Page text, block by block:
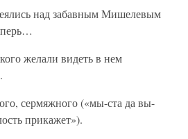
над забавным Мишелевым
желали видеть в нем
сермяжного («мы-ста да вы-
прикажет»).